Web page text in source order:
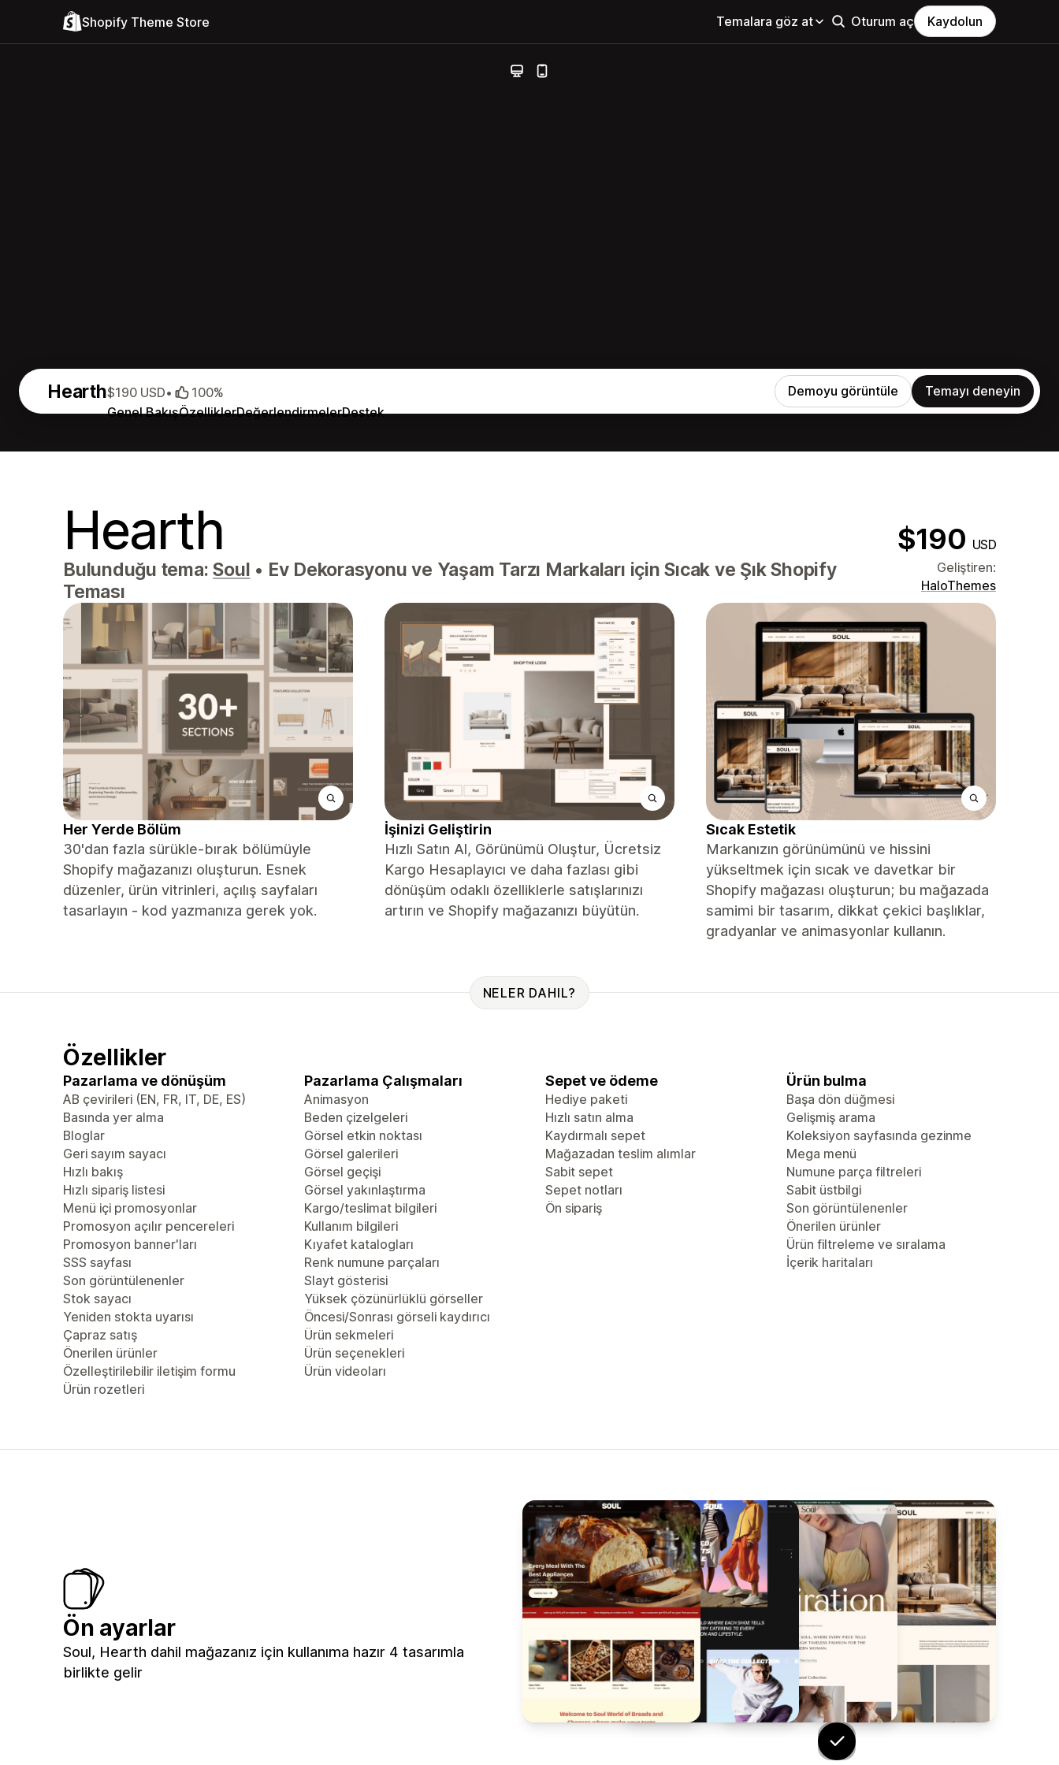
Shopify Theme Store Temalara göz at Oturum aç Kaydolun
Hearth
Genel BakışÖzelliklerDeğerlendirmelerDestek
$190 USD• 100% Demoyu görüntüle Temayı deneyin
Hearth $190 USD
Bulunduğu tema:Soul • Ev Dekorasyonu ve Yaşam Tarzı Markaları için Sıcak ve Şık Shopify
Teması
Geliştiren:
HaloThemes
Her Yerde Bölüm
30'dan fazla sürükle-bırak bölümüyle
Shopify mağazanızı oluşturun. Esnek
düzenler, ürün vitrinleri, açılış sayfaları
tasarlayın - kod yazmanıza gerek yok.
İşinizi Geliştirin
Hızlı Satın Al, Görünümü Oluştur, Ücretsiz
Kargo Hesaplayıcı ve daha fazlası gibi
dönüşüm odaklı özelliklerle satışlarınızı
artırın ve Shopify mağazanızı büyütün.
Sıcak Estetik
Markanızın görünümünü ve hissini
yükseltmek için sıcak ve davetkar bir
Shopify mağazası oluşturun; bu mağazada
samimi bir tasarım, dikkat çekici başlıklar,
gradyanlar ve animasyonlar kullanın.
NELER DAHIL?
Özellikler
Pazarlama ve dönüşüm
AB çevirileri (EN, FR, IT, DE, ES)
Basında yer alma
Bloglar
Geri sayım sayacı
Hızlı bakış
Hızlı sipariş listesi
Menü içi promosyonlar
Promosyon açılır pencereleri
Promosyon banner'ları
SSS sayfası
Son görüntülenenler
Stok sayacı
Yeniden stokta uyarısı
Çapraz satış
Önerilen ürünler
Özelleştirilebilir iletişim formu
Ürün rozetleri
Pazarlama Çalışmaları
Animasyon
Beden çizelgeleri
Görsel etkin noktası
Görsel galerileri
Görsel geçişi
Görsel yakınlaştırma
Kargo/teslimat bilgileri
Kullanım bilgileri
Kıyafet katalogları
Renk numune parçaları
Slayt gösterisi
Yüksek çözünürlüklü görseller
Öncesi/Sonrası görseli kaydırıcı
Ürün sekmeleri
Ürün seçenekleri
Ürün videoları
Sepet ve ödeme
Hediye paketi
Hızlı satın alma
Kaydırmalı sepet
Mağazadan teslim alımlar
Sabit sepet
Sepet notları
Ön sipariş
Ürün bulma
Başa dön düğmesi
Gelişmiş arama
Koleksiyon sayfasında gezinme
Mega menü
Numune parça filtreleri
Sabit üstbilgi
Son görüntülenenler
Önerilen ürünler
Ürün filtreleme ve sıralama
İçerik haritaları
Ön ayarlar
Soul, Hearth dahil mağazanız için kullanıma hazır 4 tasarımla
birlikte gelir